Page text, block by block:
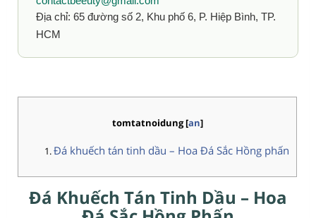
Địa chỉ: 65 đường số 2, Khu phố 6, P. Hiệp Bình, TP.
HCM
tomtatnoidung[an]
Đá khuếch tán tinh dầu – Hoa Đá Sắc Hồng phấn
Đá Khuếch Tán Tinh Dầu – Hoa